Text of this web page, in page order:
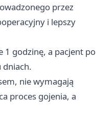
przez
i lepszy
1 godzinę, a pacjent po
dniach.
nie wymagają
proces gojenia, a